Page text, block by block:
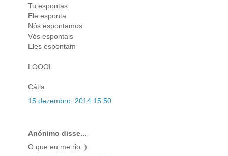
Tu espontas
Ele esponta
Nós espontamos
Vós espontais
Eles espontam
LOOOL
Cátia
15 dezembro, 2014 15:50
Anónimo disse...
O que eu me rio :)